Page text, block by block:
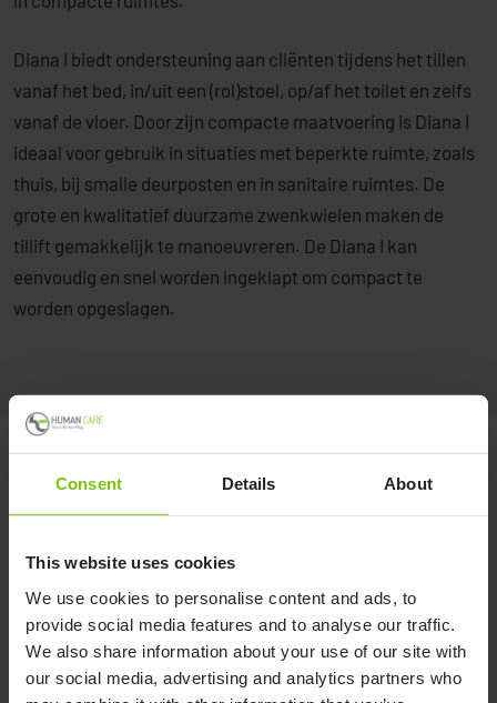
Consent Details About
This website uses cookies
We use cookies to personalise content and ads, to
provide social media features and to analyse our traffic.
We also share information about your use of our site with
our social media, advertising and analytics partners who
Diana I biedt ondersteuning aan cliënten tijdens het tillen
vanaf het bed, in/uit een (rol)stoel, op/af het toilet en zelfs
vanaf de vloer. Door zijn compacte maatvoering is Diana I
ideaal voor gebruik in situaties met beperkte ruimte, zoals
thuis, bij smalle deurposten en in sanitaire ruimtes. De
grote en kwalitatief duurzame zwenkwielen maken de
tillift gemakkelijk te manoeuvreren. De Diana I kan
eenvoudig en snel worden ingeklapt om compact te
worden opgeslagen.